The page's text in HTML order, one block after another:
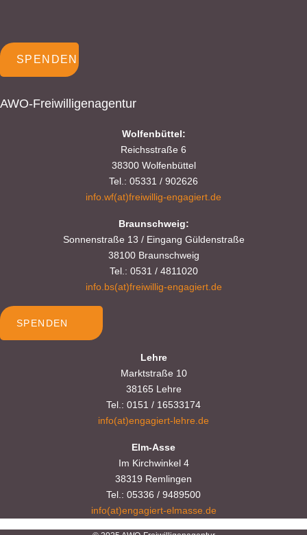
SPENDEN
AWO-Freiwilligenagentur
Wolfenbüttel:
Reichsstraße 6
38300 Wolfenbüttel
Tel.: 05331 / 902626
info.wf(at)freiwillig-engagiert.de
Braunschweig:
Sonnenstraße 13 / Eingang Güldenstraße
38100 Braunschweig
Tel.: 0531 / 4811020
info.bs(at)freiwillig-engagiert.de
SPENDEN
Lehre
Marktstraße 10
38165 Lehre
Tel.: 0151 / 16533174
info(at)engagiert-lehre.de
Elm-Asse
Im Kirchwinkel 4
38319 Remlingen
Tel.: 05336 / 9489500
info(at)engagiert-elmasse.de